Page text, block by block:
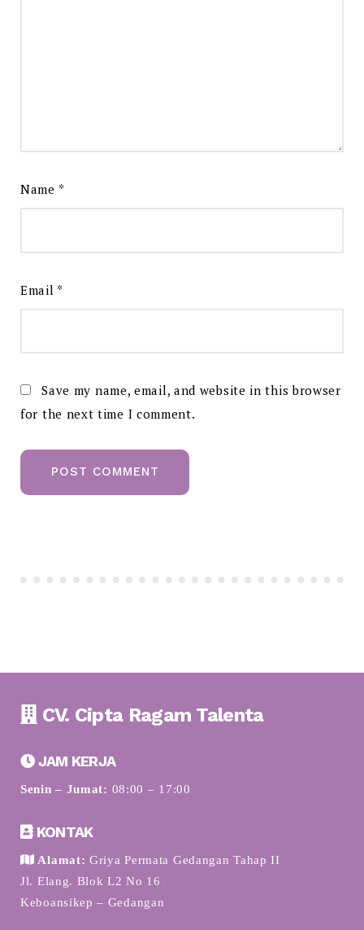
Name *
Email *
Save my name, email, and website in this browser
for the next time I comment.
CV. Cipta Ragam Talenta
JAM KERJA
Senin – Jumat: 08:00 – 17:00
KONTAK
Alamat: Griya Permata Gedangan Tahap II
Jl. Elang. Blok L2 No 16
Keboansikep – Gedangan